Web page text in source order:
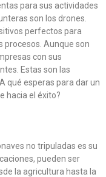
para sus actividades
son los drones.
perfectos para
procesos. Aunque son
con sus
Estas son las
qué esperas para dar un
hacia el éxito?
no tripuladas es su
pueden ser
la agricultura hasta la